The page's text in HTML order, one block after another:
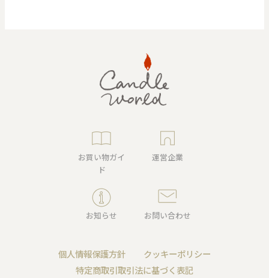
お買い物ガイ
ド
運営企業
お知らせ お問い合わせ
個人情報保護方針
クッキーポリシー
特定商取引取引法に基づく表記